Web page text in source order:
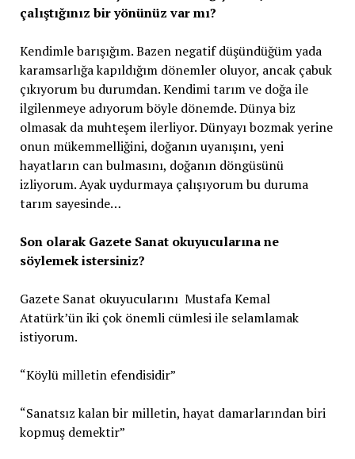
çalıştığınız bir yönünüz var mı?
Kendimle barışığım. Bazen negatif düşündüğüm yada
karamsarlığa kapıldığım dönemler oluyor, ancak çabuk
çıkıyorum bu durumdan. Kendimi tarım ve doğa ile
ilgilenmeye adıyorum böyle dönemde. Dünya biz
olmasak da muhteşem ilerliyor. Dünyayı bozmak yerine
onun mükemmelliğini, doğanın uyanışını, yeni
hayatların can bulmasını, doğanın döngüsünü
izliyorum. Ayak uydurmaya çalışıyorum bu duruma
tarım sayesinde…
Son olarak Gazete Sanat okuyucularına ne
söylemek istersiniz?
Gazete Sanat okuyucularını Mustafa Kemal
Atatürk’ün iki çok önemli cümlesi ile selamlamak
istiyorum.
“Köylü milletin efendisidir”
“Sanatsız kalan bir milletin, hayat damarlarından biri
kopmuş demektir”